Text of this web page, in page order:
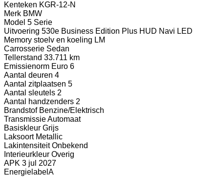
Kenteken KGR-12-N
Merk BMW
Model 5 Serie
Uitvoering 530e Business Edition Plus HUD Navi LED
Memory stoelv en koeling LM
Carrosserie Sedan
Tellerstand 33.711 km
Emissienorm Euro 6
Aantal deuren 4
Aantal zitplaatsen 5
Aantal sleutels 2
Aantal handzenders 2
Brandstof Benzine/Elektrisch
TransmissieAutomaat
Basiskleur Grijs
Laksoort Metallic
Lakintensiteit Onbekend
Interieurkleur Overig
APK 3 jul 2027
Energielabel A